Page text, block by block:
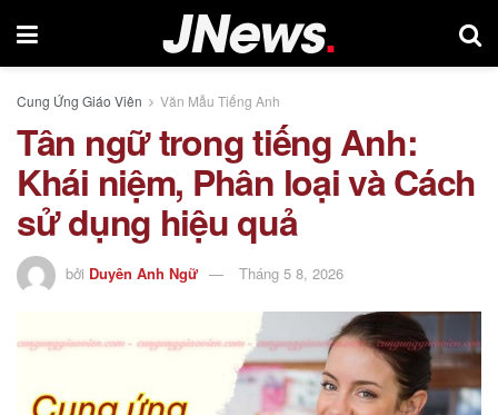
Cung Ứng Giáo Viên Văn Mẫu Tiếng Anh
Tân ngữ trong tiếng Anh:
Khái niệm, Phân loại và Cách
sử dụng hiệu quả
bởi Duyên Anh Ngữ Tháng 5 8, 2026